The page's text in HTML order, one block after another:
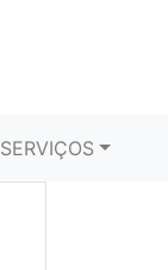
SERVIÇOS